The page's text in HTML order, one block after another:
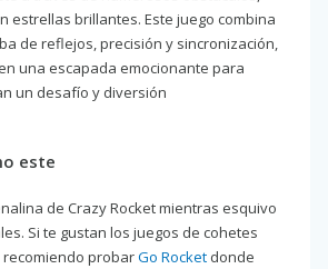
estrellas brillantes. Este juego combina
de reflejos, precisión y sincronización,
una escapada emocionante para
un desafío y diversión
este
de Crazy Rocket mientras esquivo
Si te gustan los juegos de cohetes
probarGo Rocket donde